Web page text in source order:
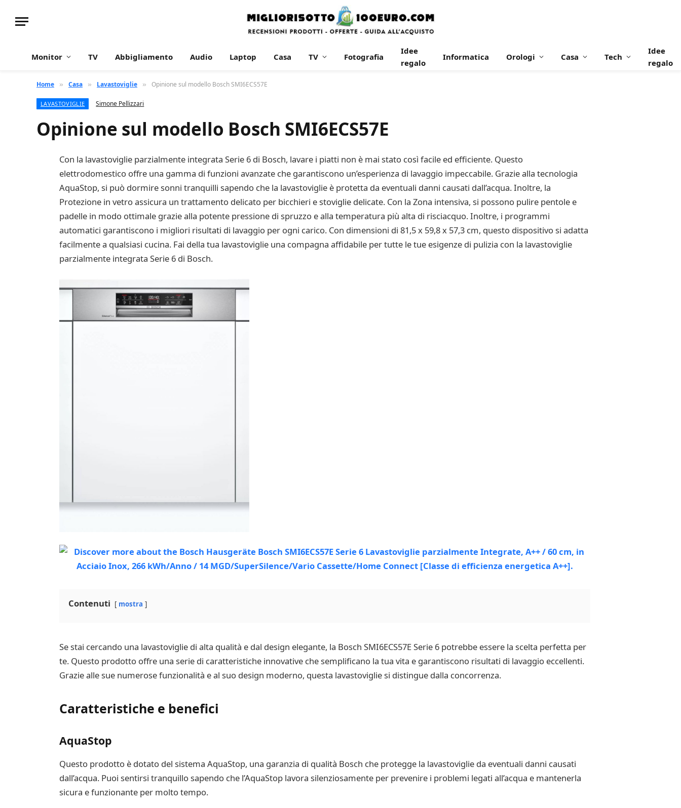
Monitor TV Abbigliamento Audio Laptop Casa TV Fotografia
Idee
regalo
Informatica Orologi Casa Tech
Idee
regalo
Home » Casa » Lavastoviglie » Opinione sul modello Bosch SMI6ECS57E
LAVASTOVIGLIE Simone Pellizzari
Opinione sul modello Bosch SMI6ECS57E
Con la lavastoviglie parzialmente integrata Serie 6 di Bosch, lavare i piatti non è mai stato così facile ed efficiente. Questo
elettrodomestico offre una gamma di funzioni avanzate che garantiscono un’esperienza di lavaggio impeccabile. Grazie alla tecnologia
AquaStop, si può dormire sonni tranquilli sapendo che la lavastoviglie è protetta da eventuali danni causati dall’acqua. Inoltre, la
Protezione in vetro assicura un trattamento delicato per bicchieri e stoviglie delicate. Con la Zona intensiva, si possono pulire pentole e
padelle in modo ottimale grazie alla potente pressione di spruzzo e alla temperatura più alta di risciacquo. Inoltre, i programmi
automatici garantiscono i migliori risultati di lavaggio per ogni carico. Con dimensioni di 81,5 x 59,8 x 57,3 cm, questo dispositivo si adatta
facilmente a qualsiasi cucina. Fai della tua lavastoviglie una compagna affidabile per tutte le tue esigenze di pulizia con la lavastoviglie
parzialmente integrata Serie 6 di Bosch.
Contenuti mostra
Se stai cercando una lavastoviglie di alta qualità e dal design elegante, la Bosch SMI6ECS57E Serie 6 potrebbe essere la scelta perfetta per
te. Questo prodotto offre una serie di caratteristiche innovative che semplificano la tua vita e garantiscono risultati di lavaggio eccellenti.
Grazie alle sue numerose funzionalità e al suo design moderno, questa lavastoviglie si distingue dalla concorrenza.
Caratteristiche e benefici
AquaStop
Questo prodotto è dotato del sistema AquaStop, una garanzia di qualità Bosch che protegge la lavastoviglie da eventuali danni causati
dall’acqua. Puoi sentirsi tranquillo sapendo che l’AquaStop lavora silenziosamente per prevenire i problemi legati all’acqua e mantenerla
sicura e funzionante per molto tempo.